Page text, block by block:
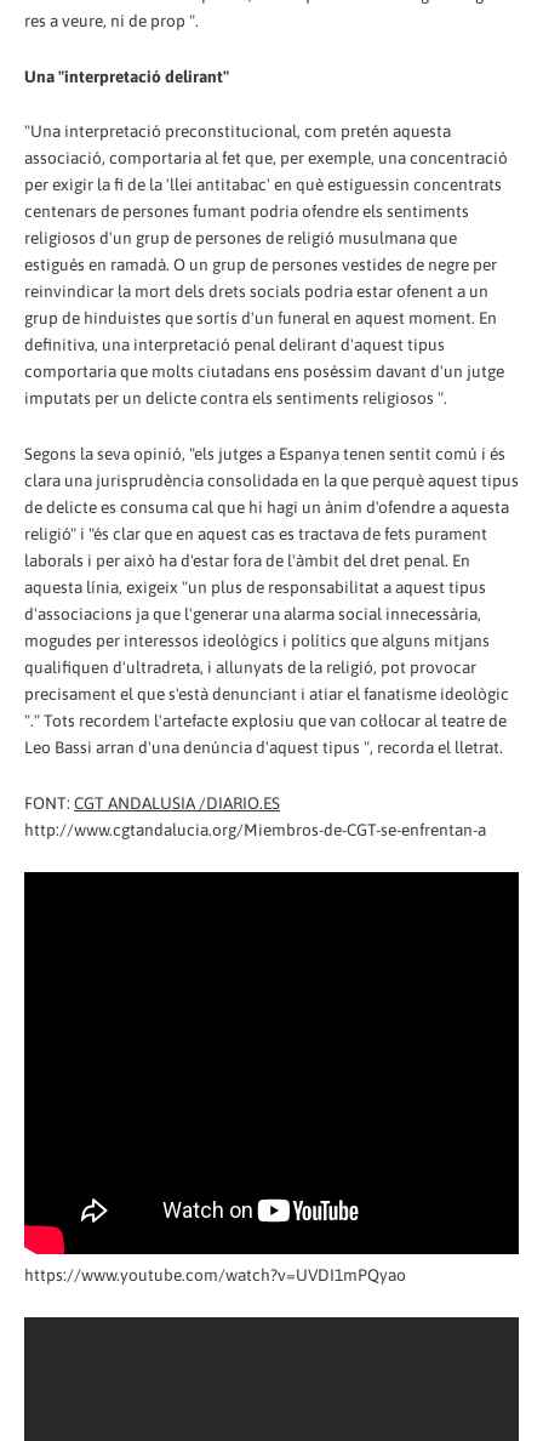
res a veure, ni de prop ".
Una "interpretació delirant"
"Una interpretació preconstitucional, com pretén aquesta
associació, comportaria al fet que, per exemple, una concentració
per exigir la fi de la 'llei antitabac' en què estiguessin concentrats
centenars de persones fumant podria ofendre els sentiments
religiosos d'un grup de persones de religió musulmana que
estigués en ramadà. O un grup de persones vestides de negre per
reinvindicar la mort dels drets socials podria estar ofenent a un
grup de hinduistes que sortís d'un funeral en aquest moment. En
definitiva, una interpretació penal delirant d'aquest tipus
comportaria que molts ciutadans ens poséssim davant d'un jutge
imputats per un delicte contra els sentiments religiosos ".
Segons la seva opinió, "els jutges a Espanya tenen sentit comú i és
clara una jurisprudència consolidada en la que perquè aquest tipus
de delicte es consuma cal que hi hagi un ànim d'ofendre a aquesta
religió" i "és clar que en aquest cas es tractava de fets purament
laborals i per això ha d'estar fora de l'àmbit del dret penal. En
aquesta línia, exigeix ​​"un plus de responsabilitat a aquest tipus
d'associacions ja que l'generar una alarma social innecessària,
mogudes per interessos ideològics i polítics que alguns mitjans
qualifiquen d'ultradreta, i allunyats de la religió, pot provocar
precisament el que s'està denunciant i atiar el fanatisme ideològic
"." Tots recordem l'artefacte explosiu que van col·locar al teatre de
Leo Bassi arran d'una denúncia d'aquest tipus ", recorda el lletrat.
FONT: CGT ANDALUSIA /DIARIO.ES
http://www.cgtandalucia.org/Miembros-de-CGT-se-enfrentan-a
https://www.youtube.com/watch?v=UVDI1mPQyao